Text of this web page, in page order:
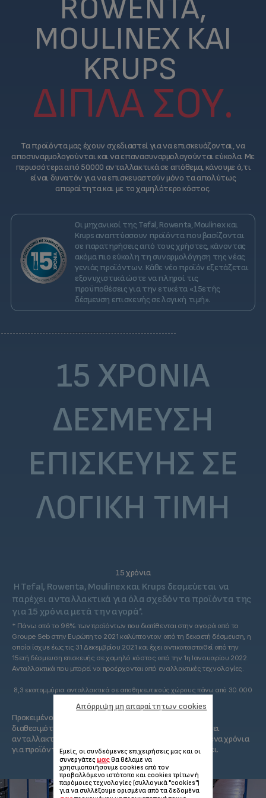
ROWENTA,
MOULINEX ΚΑΙ
KRUPS
ΔΊΠΛΑ ΣΟΥ.
Τα προϊόντα μας έχουν σχεδιαστεί για να επισκευάζονται, να
αποσυναρμολογούνται και να επανασυναρμολογούνται εύκολα. Με
περισσότερα από 50.000 ανταλλακτικά σε απόθεμα, κάνουμε ό,τι
είναι δυνατόν για να επισκευαστούν μόνο τα απολύτως
απαραίτητα και με το χαμηλότερο κόστος.
Οι μηχανικοί της Tefal, Rowenta, Moulinex και
Krups αναπτύσσουν προϊόντα που βασίζονται
σε παρατηρήσεις από τους χρήστες, κάνοντας
ακόμα πιο εύκολη τη συναρμολόγηση της νέας
γενιάς προϊόντων. Κάθε νέο προϊόν εξετάζεται
εξονυχιστικά ώστε να πληροί τις
προϋποθέσεις για την ετικέτα «15ετής
δέσμευση επισκευής σε λογική τιμή».
15 ΧΡΌΝΙΑ
ΔΈΣΜΕΥΣΗ
ΕΠΙΣΚΕΥΉΣ ΣΕ
ΛΟΓΙΚΉ ΤΙΜΉ
15 χρόνια
Η Tefal, Rowenta, Moulinex και Krups δεσμεύεται να
παρέχει ανταλλακτικά για όλα σχεδόν τα προϊόντα της
για 15 χρόνια μετά την αγορά*.
* Πάνω από το 96% των προϊόντων που διατίθενται στην αγορά από το
Groupe Seb στην Ευρώπη το 2021 καλύπτονταν από τη δεκαετή δέσμευση, η
οποία ίσχυε έως τις 31 Δεκεμβρίου 2021 και έχει αντικατασταθεί από την
15ετή δέσμευση επισκευής σε χαμηλό κόστος από την 1η Ιανουαρίου 2022.
Ανταλλακτικά που μπορεί να προέρχονται από εναλλακτικές τεχνολογίες.
8,3 εκατομμύρια ανταλλακτικά σε αποθηκευτικούς χώρους πάνω από 30.000
Προκειμένου να διασφαλιστεί η μέγιστη δυνατή άμεση
διαθεσιμότητα των ανταλλακτικών, η Tefal αποθηκεύει
ανταλλακτικά για να καλύψει τις ανάγκες για τα επόμενα χρόνια
για προϊόντα των οποίων η παραγωγή έχει σταματήσει.
Εμείς, οι συνδεόμενες επιχειρήσεις μας και οι
συνεργάτες μαςθα θέλαμε να
χρησιμοποιήσουμε cookies από τον
προβαλλόμενο ιστότοπο και cookies τρίτων ή
παρόμοιες τεχνολογίες (συλλογικά "cookies")
για να συλλέξουμε ορισμένα από τα δεδομένα
Απόρριψη μη απαραίτητων cookies